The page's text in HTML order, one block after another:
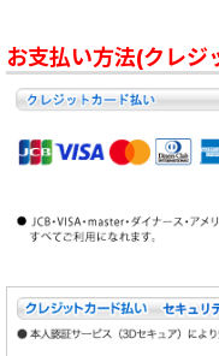
お支払い方法(クレジ